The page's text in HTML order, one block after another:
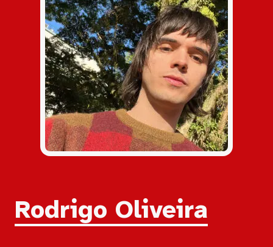
Author:
Rodrigo Oliveira